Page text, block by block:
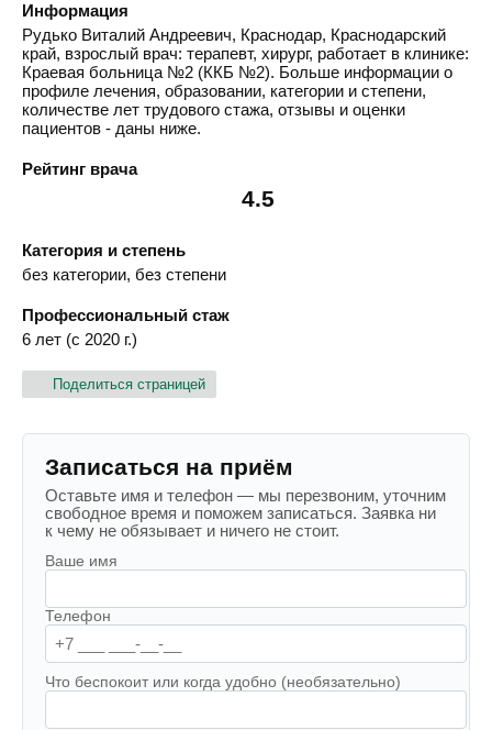
Информация
Рудько Виталий Андреевич, Краснодар, Краснодарский
край, взрослый врач: терапевт, хирург, работает в клинике:
Краевая больница №2 (ККБ №2). Больше информации о
профиле лечения, образовании, категории и степени,
количестве лет трудового стажа, отзывы и оценки
пациентов - даны ниже.
Рейтинг врача
4.5
Категория и степень
без категории, без степени
Профессиональный стаж
6 лет (с 2020 г.)
Поделиться страницей
Записаться на приём
Оставьте имя и телефон — мы перезвоним, уточним
свободное время и поможем записаться. Заявка ни
к чему не обязывает и ничего не стоит.
Ваше имя
Телефон
Что беспокоит или когда удобно (необязательно)